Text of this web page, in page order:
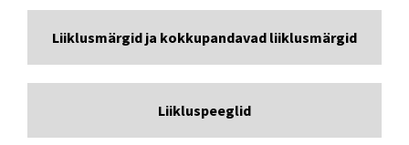
Liiklusmärgid ja kokkupandavad liiklusmärgid
Liikluspeeglid